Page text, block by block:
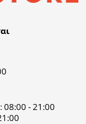
08:00 - 21:00